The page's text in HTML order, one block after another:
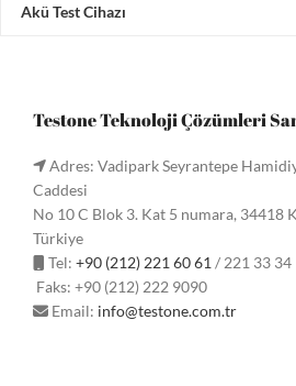
Akü Test Cihazı
Testone Teknoloji Çözümleri
Adres: Vadipark Seyrantepe
Caddesi
No 10 C Blok 3. Kat 5 numara, 34418
Türkiye
Tel: +90 (212) 221 60 61 / 221 33 34
Faks: +90 (212) 222 9090
Email: info@testone.com.tr